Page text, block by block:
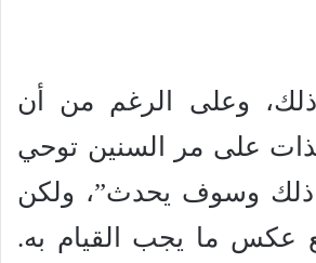
وعلى الرغم من أن
على مر السنين توحي
ذلك وسوف يحدث”، ولكن
عكس ما يجب القيام به.